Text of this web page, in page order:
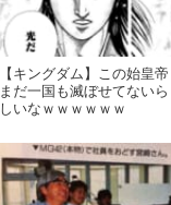
【キングダム】この始皇帝
まだ一国も滅ぼせてないら
しいなｗｗｗｗｗｗ